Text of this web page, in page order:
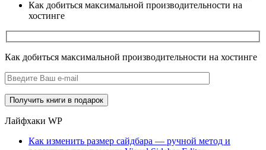
Как добиться максимальной производительности на
хостинге
Как добиться максимальной производительности на хостинге
Лайфхаки WP
Как изменить размер сайдбара — ручной метод и